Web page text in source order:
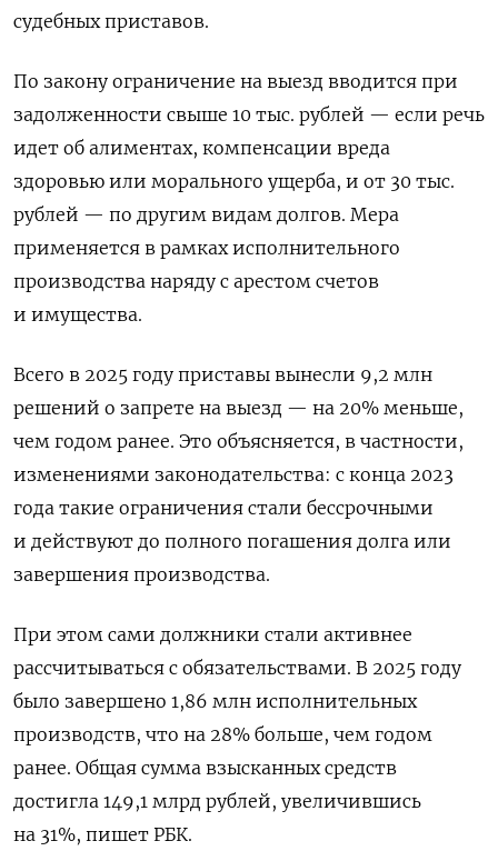
судебных приставов.
По закону ограничение на выезд вводится при
задолженности свыше 10 тыс. рублей — если речь
идет об алиментах, компенсации вреда
здоровью или морального ущерба, и от 30 тыс.
рублей — по другим видам долгов. Мера
применяется в рамках исполнительного
производства наряду с арестом счетов
и имущества.
Всего в 2025 году приставы вынесли 9,2 млн
решений о запрете на выезд — на 20% меньше,
чем годом ранее. Это объясняется, в частности,
изменениями законодательства: с конца 2023
года такие ограничения стали бессрочными
и действуют до полного погашения долга или
завершения производства.
При этом сами должники стали активнее
рассчитываться с обязательствами. В 2025 году
было завершено 1,86 млн исполнительных
производств, что на 28% больше, чем годом
ранее. Общая сумма взысканных средств
достигла 149,1 млрд рублей, увеличившись
на 31%, пишет РБК.